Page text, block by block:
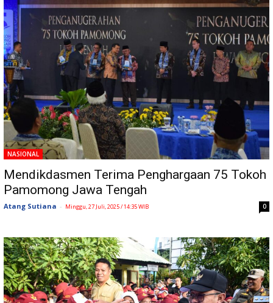
NASIONAL
Mendikdasmen Terima Penghargaan 75 Tokoh
Pamomong Jawa Tengah
Atang Sutiana - Minggu, 27 Juli, 2025 / 14:35 WIB 0